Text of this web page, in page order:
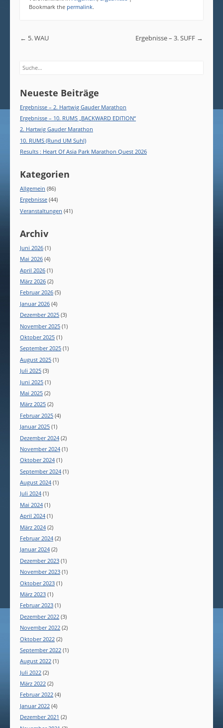
Bookmark the permalink.
Post navigation
← 5. WAU Ergebnisse – 3. SUFF →
Search
Neueste Beiträge
Ergebnisse – 2. Hartwig Gauder Marathon
Ergebnisse – 10. RUMS „BACKWARD EDITION“
2. Hartwig Gauder Marathon
10. RUMS (Rund UM Suhl)
Results : Heart Of Asia Park Marathon Quest 2026
Kategorien
Allgemein (86)
Ergebnisse (44)
Veranstaltungen (41)
Archiv
Juni 2026 (1)
Mai 2026 (4)
April 2026 (1)
März 2026 (2)
Februar 2026 (5)
Januar 2026 (4)
Dezember 2025 (3)
November 2025 (1)
Oktober 2025 (1)
September 2025 (1)
August 2025 (1)
Juli 2025 (3)
Juni 2025 (1)
Mai 2025 (2)
März 2025 (2)
Februar 2025 (4)
Januar 2025 (1)
Dezember 2024 (2)
November 2024 (1)
Oktober 2024 (1)
September 2024 (1)
August 2024 (1)
Juli 2024 (1)
Mai 2024 (1)
April 2024 (1)
März 2024 (2)
Februar 2024 (2)
Januar 2024 (2)
Dezember 2023 (1)
November 2023 (1)
Oktober 2023 (1)
März 2023 (1)
Februar 2023 (1)
Dezember 2022 (3)
November 2022 (2)
Oktober 2022 (2)
September 2022 (1)
August 2022 (1)
Juli 2022 (2)
März 2022 (2)
Februar 2022 (4)
Januar 2022 (4)
Dezember 2021 (2)